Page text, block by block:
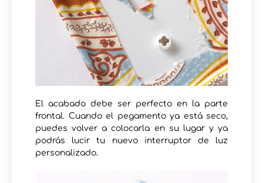
El acabado debe ser perfecto en la parte
frontal. Cuando el pegamento ya está seco,
puedes volver a colocarla en su lugar y ya
podrás lucir tu nuevo interruptor de luz
personalizado.